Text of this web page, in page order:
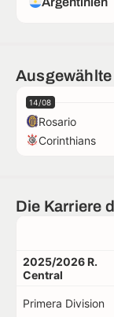
Ausgewählte
14/08
Rosario
Corinthians
Die Karriere
2025/2026 R.
Central
Primera Division